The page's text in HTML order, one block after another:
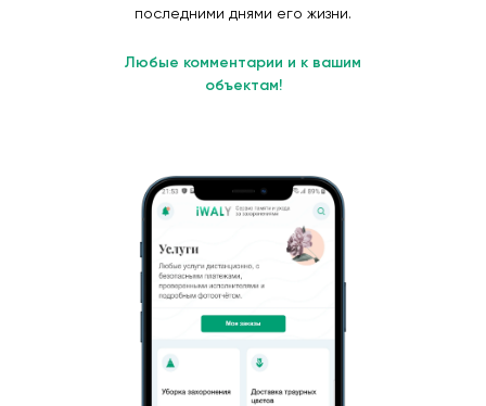
последними днями его жизни.
Любые комментарии и к вашим
объектам!